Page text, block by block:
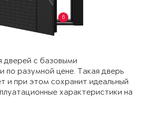
6
дверей с базовыми
по разумной цене. Такая дверь
и при этом сохранит идеальный
характеристики на